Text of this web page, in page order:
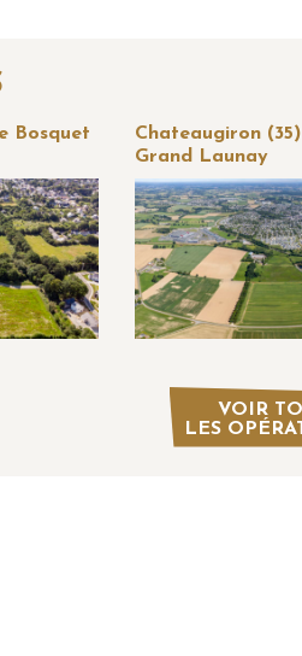
Bosquet
Chateaugiron
Grand Launay
VOIR
LES